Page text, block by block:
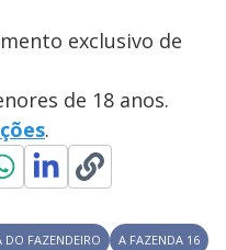
exclusivo de
de 18 anos.
.
DO FAZENDEIRO A FAZENDA 16